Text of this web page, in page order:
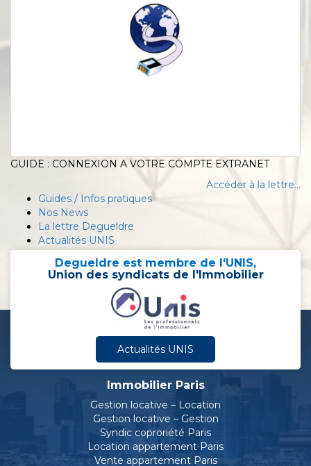
GUIDE : CONNEXION A VOTRE COMPTE EXTRANET
Accéder à la lettre...
Guides / Infos pratiques
Nos News
La lettre Degueldre
Actualités UNIS
Degueldre est membre de l'UNIS,
Union des syndicats de l'Immobilier
Actualités UNIS
Immobilier Paris
Gestion locative – Location
Gestion locative – Gestion
Syndic coproriété Paris
Location appartement Paris
Vente appartement Paris